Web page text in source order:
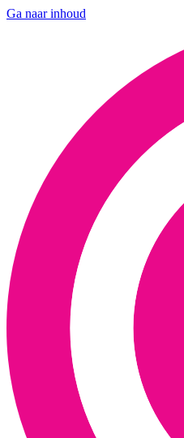
Ga naar inhoud